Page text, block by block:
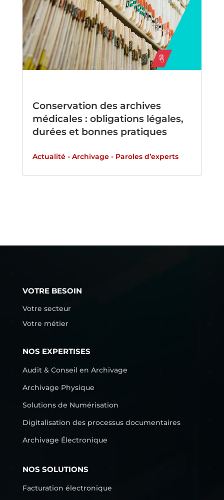
Conservation des archives
médicales : obligations légales,
durées et bonnes pratiques
Actualité- Archivage- Paroles d’experts
VOTRE BESOIN
Votre secteur
Votre métier
NOS EXPERTISES
Audit & Conseil en Archivage
Archivage Physique
Solutions de Numérisation
Digitalisation des processus documentaires
Archivage Électronique
NOS SOLUTIONS
Facturation électronique